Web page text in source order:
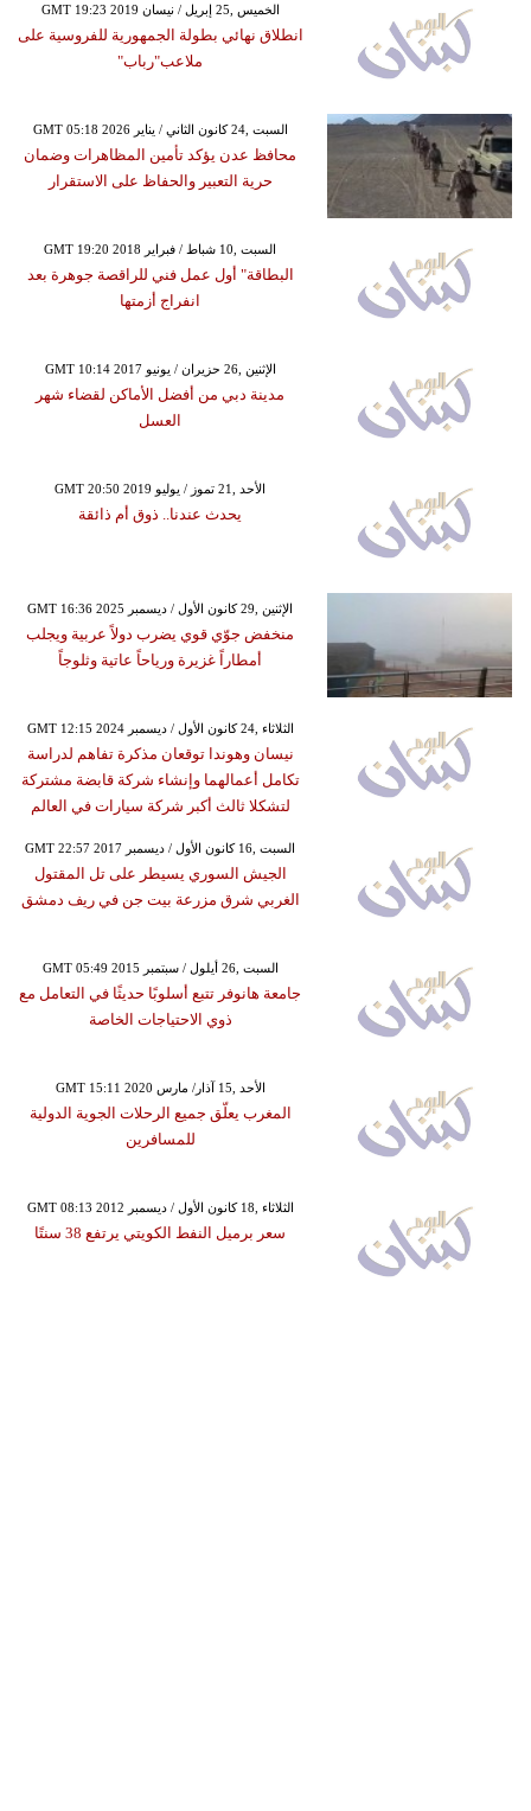
GMT 19:23 2019 الخميس ,25 إبريل / نيسان
انطلاق نهائي بطولة الجمهورية للفروسية على
ملاعب"رباب"
GMT 05:18 2026 السبت ,24 كانون الثاني / يناير
محافظ عدن يؤكد تأمين المظاهرات وضمان
حرية التعبير والحفاظ على الاستقرار
GMT 19:20 2018 السبت ,10 شباط / فبراير
البطاقة" أول عمل فني للراقصة جوهرة بعد
انفراج أزمتها
GMT 10:14 2017 الإثنين ,26 حزيران / يونيو
مدينة دبي من أفضل الأماكن لقضاء شهر
العسل
GMT 20:50 2019 الأحد ,21 تموز / يوليو
يحدث عندنا.. ذوق أم ذائقة
GMT 16:36 2025 الإثنين ,29 كانون الأول / ديسمبر
منخفض جوّي قوي يضرب دولاً عربية ويجلب
أمطاراً غزيرة ورياحاً عاتية وثلوجاً
GMT 12:15 2024 الثلاثاء ,24 كانون الأول / ديسمبر
نيسان وهوندا توقعان مذكرة تفاهم لدراسة
تكامل أعمالهما وإنشاء شركة قابضة مشتركة
لتشكلا ثالث أكبر شركة سيارات في العالم
GMT 22:57 2017 السبت ,16 كانون الأول / ديسمبر
الجيش السوري يسيطر على تل المقتول
الغربي شرق مزرعة بيت جن في ريف دمشق
GMT 05:49 2015 السبت ,26 أيلول / سبتمبر
جامعة هانوفر تتبع أسلوبًا حديثًا في التعامل مع
ذوي الاحتياجات الخاصة
GMT 15:11 2020 الأحد ,15 آذار/ مارس
المغرب يعلّق جميع الرحلات الجوية الدولية
للمسافرين
GMT 08:13 2012 الثلاثاء ,18 كانون الأول / ديسمبر
سعر برميل النفط الكويتي يرتفع 38 سنتًا